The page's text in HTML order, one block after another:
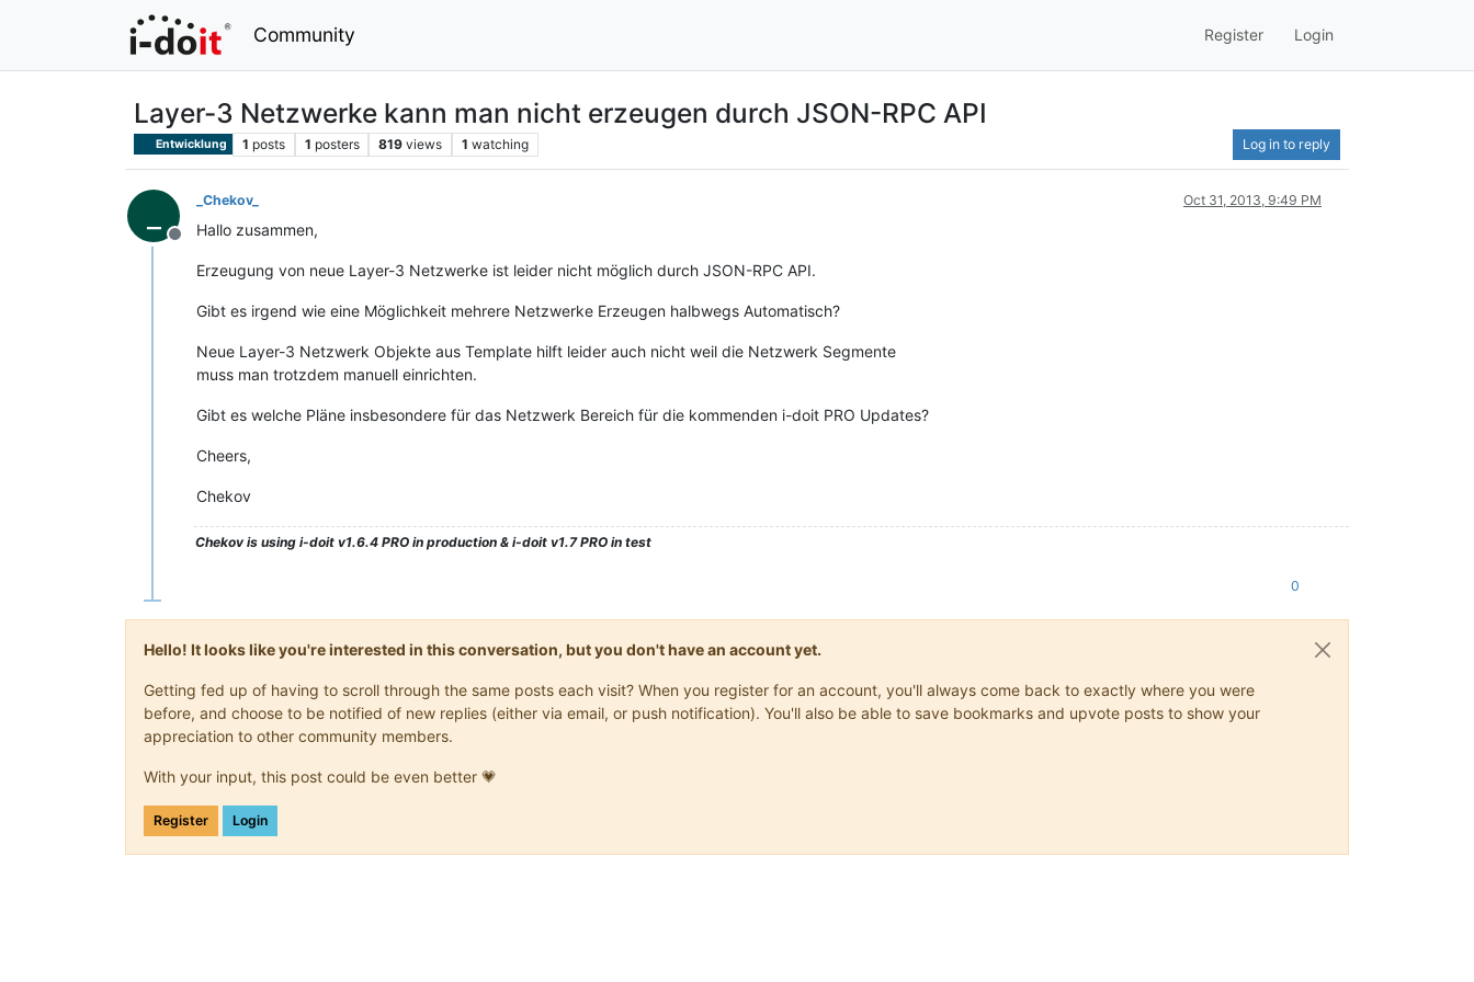
Community Register Login
Layer-3 Netzwerke kann man nicht erzeugen durch JSON-RPC API
Entwicklung 1 posts 1 posters 819 views 1 watching Log in to reply
Offline
_Chekov_ Oct 31, 2013, 9:49 PM
Hallo zusammen,
Erzeugung von neue Layer-3 Netzwerke ist leider nicht möglich durch JSON-RPC API.
Gibt es irgend wie eine Möglichkeit mehrere Netzwerke Erzeugen halbwegs Automatisch?
Neue Layer-3 Netzwerk Objekte aus Template hilft leider auch nicht weil die Netzwerk Segmente
muss man trotzdem manuell einrichten.
Gibt es welche Pläne insbesondere für das Netzwerk Bereich für die kommenden i-doit PRO Updates?
Cheers,
Chekov
Chekovis using i-doit v1.6.4 PRO in production & i-doit v1.7 PRO in test
0
Hello! It looks like you're interested in this conversation, but you don't have an account yet.
Getting fed up of having to scroll through the same posts each visit? When you register for an account, you'll always come back to exactly where you were
before, and choose to be notified of new replies (either via email, or push notification). You'll also be able to save bookmarks and upvote posts to show your
appreciation to other community members.
With your input, this post could be even better 💗
Register Login